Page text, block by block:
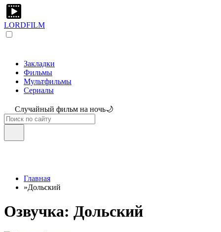
LORDFILM
Закладки
Фильмы
Мультфильмы
Сериалы
Случайный фильм на ночь🌙
Главная
»Дольский
Озвучка: Дольский